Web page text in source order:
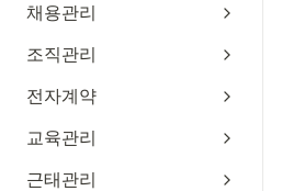
채용관리
조직관리
전자계약
교육관리
근태관리